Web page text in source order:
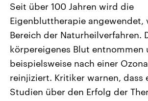
Landtagswahl Sachsen-Anhalt
2026
Alle Informationen
Sachsen-Anhalt wählt am 6.
September 2026 einen neuen
Landtag. Seit 2021 wird das
Bundesland von einer Koalition aus
CDU, SPD und FDP regiert.-
Umfragen, Prognosen,
USA
den
mit
Seit über 100 Jahren wird die
Eigenbluttherapie angewendet,
Bereich der Naturheilverfahren.
körpereigenes Blut entnommen
beispielsweise nach einer
reinjiziert. Kritiker warnen, dass
Studien über den Erfolg der